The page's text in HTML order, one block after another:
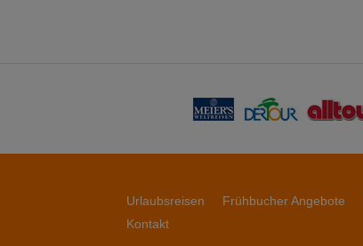
Urlaubsreisen Frühbucher Angebote
Kontakt